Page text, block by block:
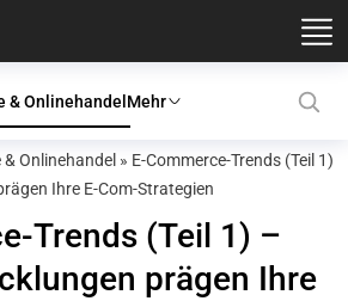
& OnlinehandelMehr
Onlinehandel » E-Commerce-Trends (Teil 1)
Ihre E-Com-Strategien
Trends (Teil 1) –
prägen Ihre